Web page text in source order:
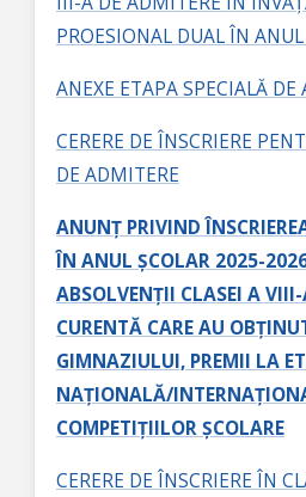
PROESIONAL DUAL ÎN
ANEXE ETAPA SPECIALĂ DE
CERERE DE ÎNSCRIERE
DE ADMITERE
ANUNȚ PRIVIND
ÎN ANUL ȘCOLAR 2025-
ABSOLVENȚII CLASEI A
CURENTĂ CARE AU
GIMNAZIULUI, PREMII LA
NAȚIONALĂ/
COMPETIȚIILOR ȘCOLARE
CERERE DE ÎNSCRIERE ÎN